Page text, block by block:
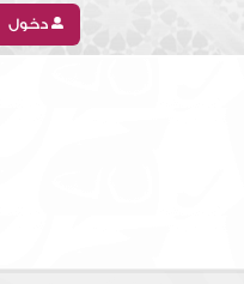
دخول